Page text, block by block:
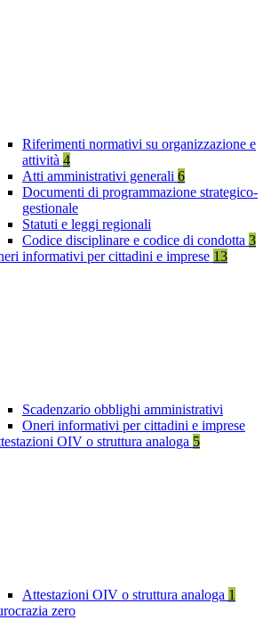
Riferimenti normativi su organizzazione e
attività 4
Atti amministrativi generali 6
Documenti di programmazione strategico-
gestionale
Statuti e leggi regionali
Codice disciplinare e codice di condotta 3
informativi per cittadini e imprese 13
Scadenzario obblighi amministrativi
Oneri informativi per cittadini e imprese
OIV o struttura analoga 5
Attestazioni OIV o struttura analoga 1
zero